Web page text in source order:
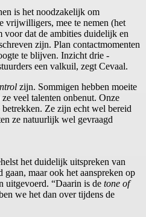
is het noodzakelijk om
vrijwilligers, mee te nemen (het
voor dat de ambities duidelijk en
zijn. Plan contactmomenten
te blijven. Inzicht drie -
een valkuil, zegt Cevaal.
zijn. Sommigen hebben moeite
veel talenten onbenut. Onze
betrekken. Ze zijn echt wel bereid
ze natuurlijk wel gevraagd
het duidelijk uitspreken van
maar ook het aanspreken op
uitgevoerd. “Daarin is de tone of
we het dan over tijdens de